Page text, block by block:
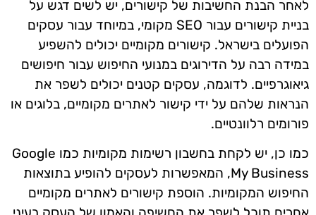
לאחר הבנת החשיבות של קישורים, יש לשים דגש על
בניית קישורים עבור SEO מקומי, במיוחד עבור עסקים
הפועלים בישראל. קישורים מקומיים יכולים להשפיע
במידה רבה על הדירוגים במנועי החיפוש עבור חיפושים
גיאוגרפיים. לדוגמה, עסקים קטנים יכולים לשפר את
הנראות שלהם על ידי קישור לאתרים מקומיים, בלוגים או
פורומים רלוונטיים.
כמו כן, יש לקחת בחשבון רשימות מקומיות כמו Google
My Business, המאפשרות לעסקים להופיע בתוצאות
החיפוש המקומיות. הוספת קישורים לאתרים מקומיים